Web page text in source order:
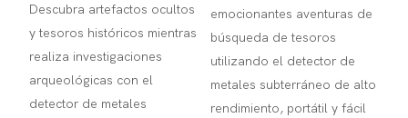
Descubra artefactos ocultos
y tesoros históricos mientras
realiza investigaciones
arqueológicas con el
detector de metales
emocionantes aventuras de
búsqueda de tesoros
utilizando el detector de
metales subterráneo de alto
rendimiento, portátil y fácil